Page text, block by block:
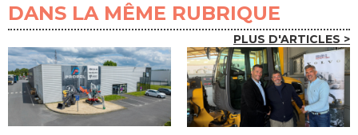
DANS LA MÊME RUBRIQUE
PLUS D'ARTICLES >